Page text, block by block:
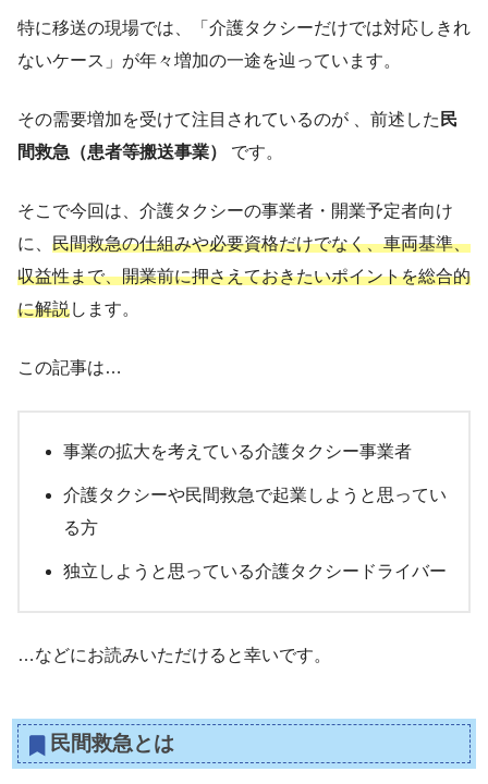
特に移送の現場では、「介護タクシーだけでは対応しきれ
ないケース」が年々増加の一途を辿っています。
その需要増加を受けて注目されているのが 、前述した 民
間救急（患者等搬送事業）
です。
そこで今回は、介護タクシーの事業者・開業予定者向け
に、 民間救急の仕組みや必要資格だけでなく、車両基準、
収益性まで、開業前に押さえておきたいポイントを総合的
に解説します。
この記事は…
事業の拡大を考えている介護タクシー事業者
介護タクシーや民間救急で起業しようと思ってい
る方
独立しようと思っている介護タクシードライバー
…などにお読みいただけると幸いです。
民間救急とは